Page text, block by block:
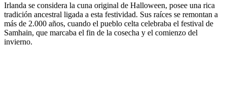
Irlanda se considera la cuna original de Halloween, posee una rica
tradición ancestral ligada a esta festividad. Sus raíces se remontan a
más de 2.000 años, cuando el pueblo celta celebraba el festival de
Samhain, que marcaba el fin de la cosecha y el comienzo del
invierno.